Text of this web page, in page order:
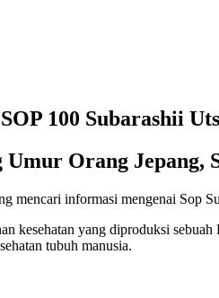
100 Subarashii
Umur Orang Jepang,
mencari informasi mengenai Sop
kesehatan yang diproduksi
tubuh manusia.